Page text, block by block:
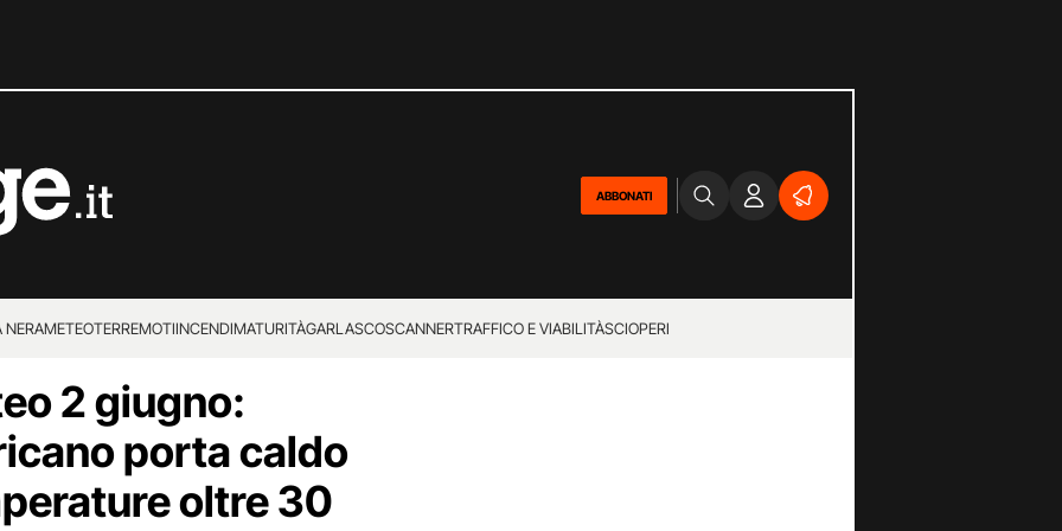
ABBONATI
NERAMETEOTERREMOTIINCENDIMATURITÀGARLASCOSCANNERTRAFFICO E VIABILITÀSCIOPERI
2 giugno:
porta caldo
oltre 30